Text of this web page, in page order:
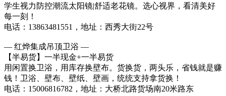
学生视力防控潮流太阳镜|舒适老花镜。选心视界，看清美好
每一刻！
电话：13863481551，地址：西秀大街22号
— 红烨集成吊顶卫浴 —
【半易货】一半现金+一半易货
用闲置换卫浴，用库存换壁布。货换货，两头乐，省钱就是赚
钱！卫浴、壁布、壁纸、壁画，统统支持拿货换！
电话：15006816782，地址：大桥北路货场南20米路东